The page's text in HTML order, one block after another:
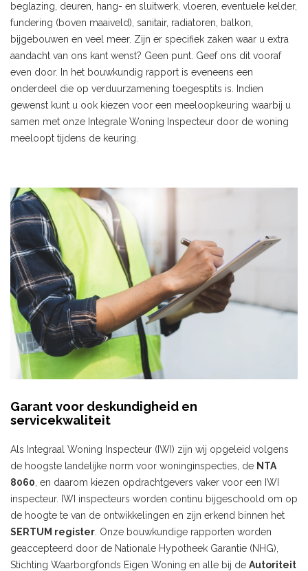
beglazing, deuren, hang- en sluitwerk, vloeren, eventuele kelder,
fundering (boven maaiveld), sanitair, radiatoren, balkon,
bijgebouwen en veel meer. Zijn er specifiek zaken waar u extra
aandacht van ons kant wenst? Geen punt. Geef ons dit vooraf
even door. In het bouwkundig rapport is eveneens een
onderdeel die op verduurzamening toegesptits is. Indien
gewenst kunt u ook kiezen voor een meeloopkeuring waarbij u
samen met onze Integrale Woning Inspecteur door de woning
meeloopt tijdens de keuring.
Garant voor deskundigheid en
servicekwaliteit
Als Integraal Woning Inspecteur (IWI) zijn wij opgeleid volgens
de hoogste landelijke norm voor woninginspecties, de NTA
8060 , en daarom kiezen opdrachtgevers vaker voor een IWI
inspecteur. IWI inspecteurs worden continu bijgeschoold om op
de hoogte te van de ontwikkelingen en zijn erkend binnen het
SERTUM register . Onze bouwkundige rapporten worden
geaccepteerd door de Nationale Hypotheek Garantie (NHG),
Stichting Waarborgfonds Eigen Woning en alle bij de Autoriteit